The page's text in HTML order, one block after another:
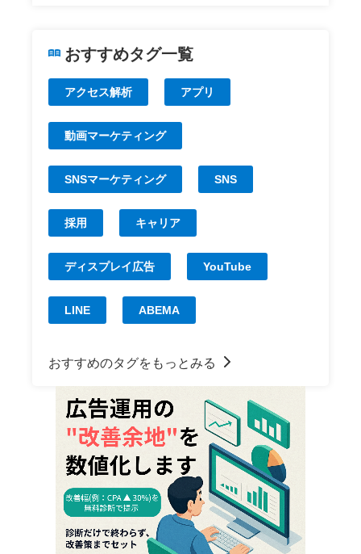
おすすめタグ一覧
アクセス解析 アプリ
動画マーケティング
SNSマーケティング SNS
採用 キャリア
ディスプレイ広告 YouTube
LINE ABEMA
おすすめのタグをもっとみる